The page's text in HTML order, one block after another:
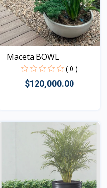
Maceta BOWL
( 0 )
$120,000.00
Vista